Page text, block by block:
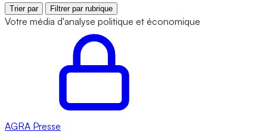
Trier par Filtrer par rubrique
Votre média d'analyse politique et économique
AGRA Presse